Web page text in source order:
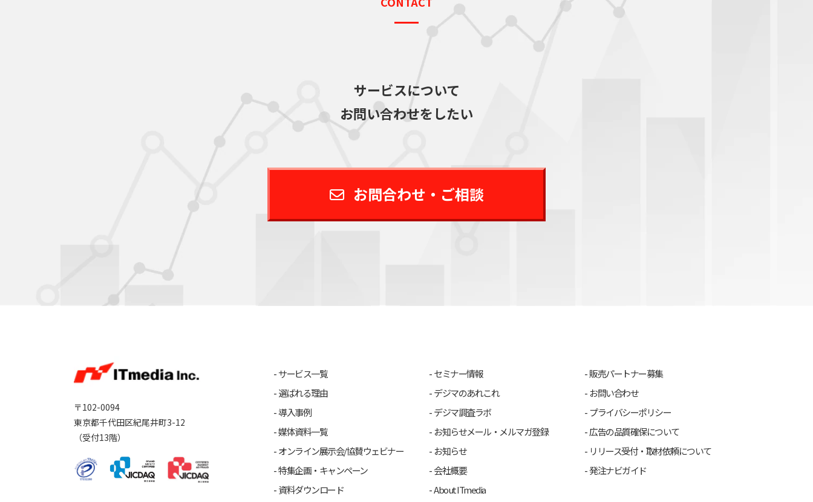
サービスについて
お問い合わせをしたい
お問合わせ・ご相談
〒102-0094
東京都千代田区紀尾井町3-12
（受付13階）
サービス一覧
選ばれる理由
導入事例
媒体資料一覧
オンライン展示会/協賛ウェビナー
特集企画・キャンペーン
資料ダウンロード
セミナー情報
デジマのあれこれ
デジマ調査ラボ
お知らせメール・メルマガ登録
お知らせ
会社概要
About ITmedia
販売パートナー募集
お問い合わせ
プライバシーポリシー
広告の品質確保について
リリース受付・取材依頼について
発注ナビガイド